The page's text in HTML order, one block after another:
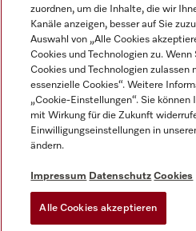
Impressum
AGB
Datenschutz
Nutzungsbedingungen
Gesetzen über digitale Dienste
Cookie-Einstellungen
zuordnen, um die Inhalte, die wir
Kanäle anzeigen, besser auf Sie
Auswahl von „Alle Cookies
Cookies und Technologien zu. Wenn
Cookies und Technologien zulassen
essenzielle Cookies“. Weitere
„Cookie-Einstellungen“. Sie
mit Wirkung für die Zukunft
Einwilligungseinstellungen in
ändern.
Impressum Datenschutz Cookies
Alle Cookies akzeptieren